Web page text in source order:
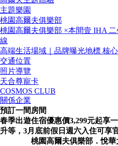
主題樂園
桃園高爾夫俱樂部
桃園高爾夫俱樂部 ×本間壹 IHA
線
高端生活場域｜品牌曝光地標 核
交通位置
照片導覽
天合尊寵卡
COSMOS CLUB
關係企業
預訂一間房間
春季出遊住宿優惠價3,299元起享
升等，3月底前假日週六入住可享
桃園高爾夫俱樂部．悅